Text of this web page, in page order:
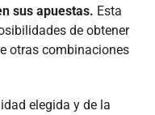
sus apuestas. Esta
de obtener
otras combinaciones
elegida y de la